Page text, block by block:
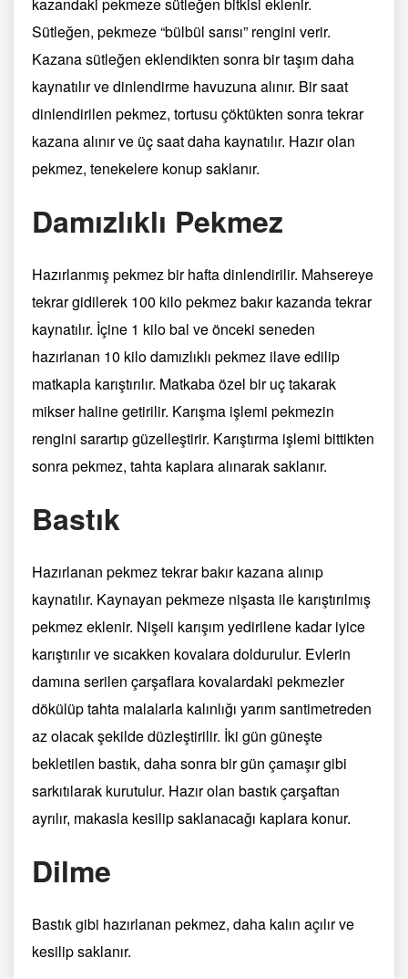
kazandaki pekmeze sütleğen bitkisi eklenir.
Sütleğen, pekmeze “bülbül sarısı” rengini verir.
Kazana sütleğen eklendikten sonra bir taşım daha
kaynatılır ve dinlendirme havuzuna alınır. Bir saat
dinlendirilen pekmez, tortusu çöktükten sonra tekrar
kazana alınır ve üç saat daha kaynatılır. Hazır olan
pekmez, tenekelere konup saklanır.
Damızlıklı Pekmez
Hazırlanmış pekmez bir hafta dinlendirilir. Mahsereye
tekrar gidilerek 100 kilo pekmez bakır kazanda tekrar
kaynatılır. İçine 1 kilo bal ve önceki seneden
hazırlanan 10 kilo damızlıklı pekmez ilave edilip
matkapla karıştırılır. Matkaba özel bir uç takarak
mikser haline getirilir. Karışma işlemi pekmezin
rengini sarartıp güzelleştirir. Karıştırma işlemi bittikten
sonra pekmez, tahta kaplara alınarak saklanır.
Bastık
Hazırlanan pekmez tekrar bakır kazana alınıp
kaynatılır. Kaynayan pekmeze nişasta ile karıştırılmış
pekmez eklenir. Nişeli karışım yedirilene kadar iyice
karıştırılır ve sıcakken kovalara doldurulur. Evlerin
damına serilen çarşaflara kovalardaki pekmezler
dökülüp tahta malalarla kalınlığı yarım santimetreden
az olacak şekilde düzleştirilir. İki gün güneşte
bekletilen bastık, daha sonra bir gün çamaşır gibi
sarkıtılarak kurutulur. Hazır olan bastık çarşaftan
ayrılır, makasla kesilip saklanacağı kaplara konur.
Dilme
Bastık gibi hazırlanan pekmez, daha kalın açılır ve
kesilip saklanır.